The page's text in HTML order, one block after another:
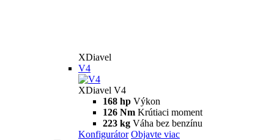
XDiavel
V4
XDiavel V4
168 hp Výkon
126 Nm Krútiaci moment
223 kg Váha bez benzínu
Konfigurátor Objavte viac